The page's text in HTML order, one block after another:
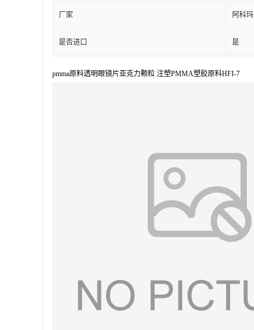
厂家 阿科玛
是否进口 是
pmma原料透明眼镜片亚克力颗粒 注塑PMMA塑胶原料HFI-7